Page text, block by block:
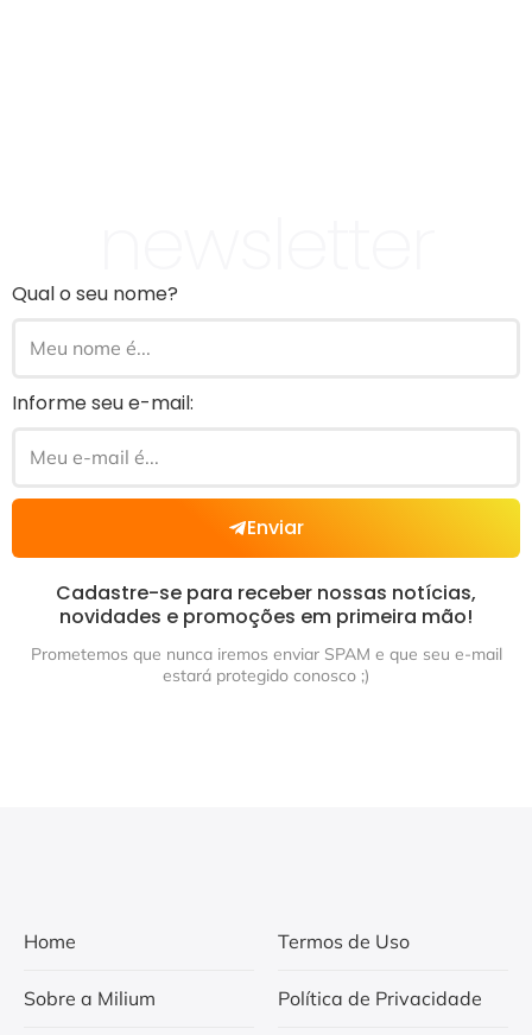
Qual o seu nome?
Informe seu e-mail:
Enviar
Cadastre-se para receber nossas notícias,
novidades e promoções em primeira mão!
Prometemos que nunca iremos enviar SPAM e que seu e-mail
estará protegido conosco ;)
Home
Sobre a Milium
Termos de Uso
Política de Privacidade